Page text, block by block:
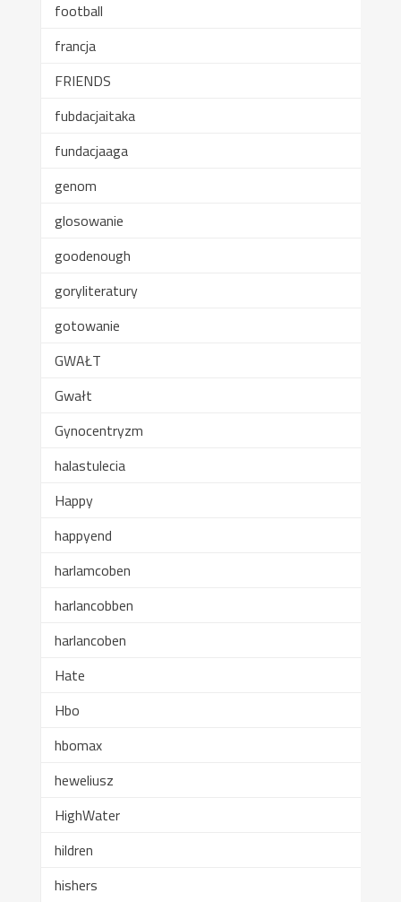
football
francja
FRIENDS
fubdacjaitaka
fundacjaaga
genom
glosowanie
goodenough
goryliteratury
gotowanie
GWAŁT
Gwałt
Gynocentryzm
halastulecia
Happy
happyend
harlamcoben
harlancobben
harlancoben
Hate
Hbo
hbomax
heweliusz
HighWater
hildren
hishers